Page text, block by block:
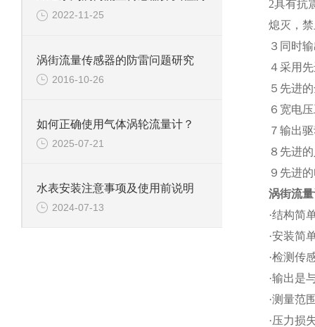
2022-11-25
涡街流量传感器的防雷问题研究
2016-10-26
如何正确使用气体涡轮流量计？
2025-07-21
水表安装注意事项及使用前说明
2024-07-13
2具有抗
熄灭，
３同时
４采用
５先进
６宽电
７输出
８先进
９先进
涡街流
·结构简
·安装简
·检测传
·输出是
·测量范
·压力损